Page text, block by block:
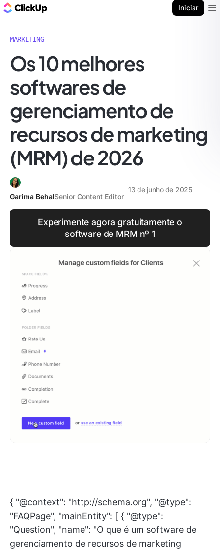
Iniciar
MARKETING
Os 10 melhores
softwares de
gerenciamento de
recursos de marketing
(MRM) de 2026
Garima BehalSenior Content Editor
13 de junho de 2025
Experimente agora gratuitamente o
software de MRM nº 1
{ "@context": "http://schema.org", "@type":
"FAQPage", "mainEntity": [ { "@type":
"Question", "name": "O que é um software de
gerenciamento de recursos de marketing